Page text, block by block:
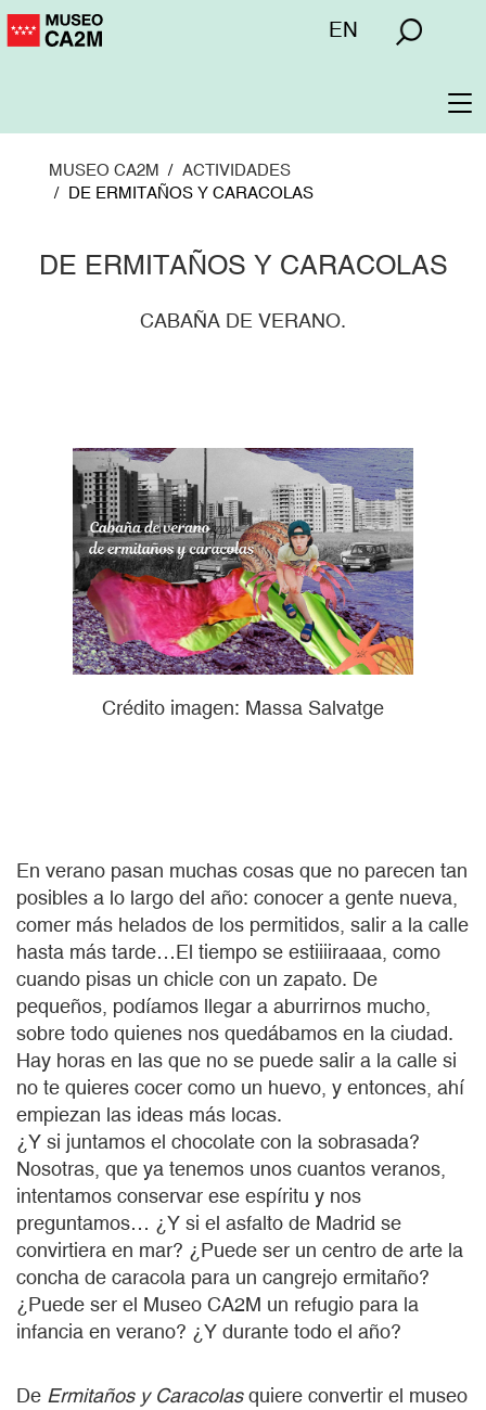
Pasar
Menú
EN
MUSEO CA2M
ACTIVIDADES
DE ERMITAÑOS Y CARACOLAS
DE ERMITAÑOS Y CARACOLAS
CABAÑA DE VERANO.
Crédito imagen: Massa Salvatge
En verano pasan muchas cosas que no parecen tan
posibles a lo largo del año: conocer a gente nueva,
comer más helados de los permitidos, salir a la calle
hasta más tarde…El tiempo se estiiiiraaaa, como
cuando pisas un chicle con un zapato. De
pequeños, podíamos llegar a aburrirnos mucho,
sobre todo quienes nos quedábamos en la ciudad.
Hay horas en las que no se puede salir a la calle si
no te quieres cocer como un huevo, y entonces, ahí
empiezan las ideas más locas.
¿Y si juntamos el chocolate con la sobrasada?
Nosotras, que ya tenemos unos cuantos veranos,
intentamos conservar ese espíritu y nos
preguntamos… ¿Y si el asfalto de Madrid se
convirtiera en mar? ¿Puede ser un centro de arte la
concha de caracola para un cangrejo ermitaño?
¿Puede ser el Museo CA2M un refugio para la
infancia en verano? ¿Y durante todo el año?
De Ermitaños y Caracolasquiere convertir el museo